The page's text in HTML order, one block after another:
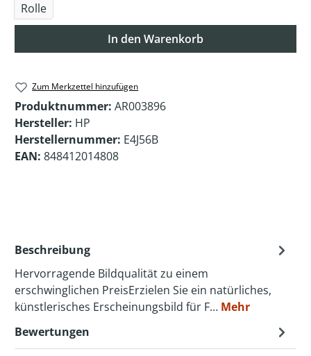
Rolle
In den Warenkorb
Zum Merkzettel hinzufügen
Produktnummer: AR003896
Hersteller: HP
Herstellernummer: E4J56B
EAN: 848412014808
Beschreibung
Hervorragende Bildqualität zu einem
erschwinglichen PreisErzielen Sie ein natürliches,
künstlerisches Erscheinungsbild für F… Mehr
Bewertungen